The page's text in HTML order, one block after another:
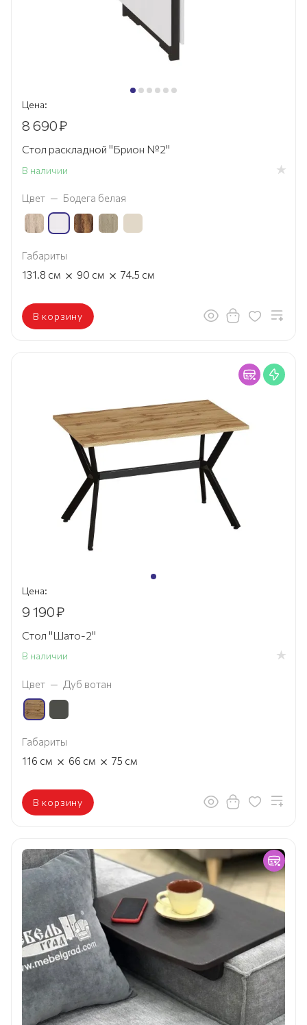
Цена:
8 690₽
Стол раскладной "Брион №2"
В наличии
Цвет — Бодега белая
Габариты
131.8 см × 90 см × 74.5 см
В корзину
Цена:
9 190₽
Стол "Шато-2"
В наличии
Цвет — Дуб вотан
Габариты
116 см × 66 см × 75 см
В корзину